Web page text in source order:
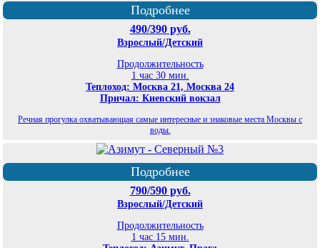
Подробнее
490/390 руб.
Взрослый/Детский
Продолжительность
1 час 30 мин.
Теплоход: Москва 21, Москва 24
Причал: Киевский вокзал
Речная прогулка охватывающая самые интересные и знаковые места Москвы с
воды.
Подробнее
790/590 руб.
Взрослый/Детский
Продолжительность
1 час 15 мин.